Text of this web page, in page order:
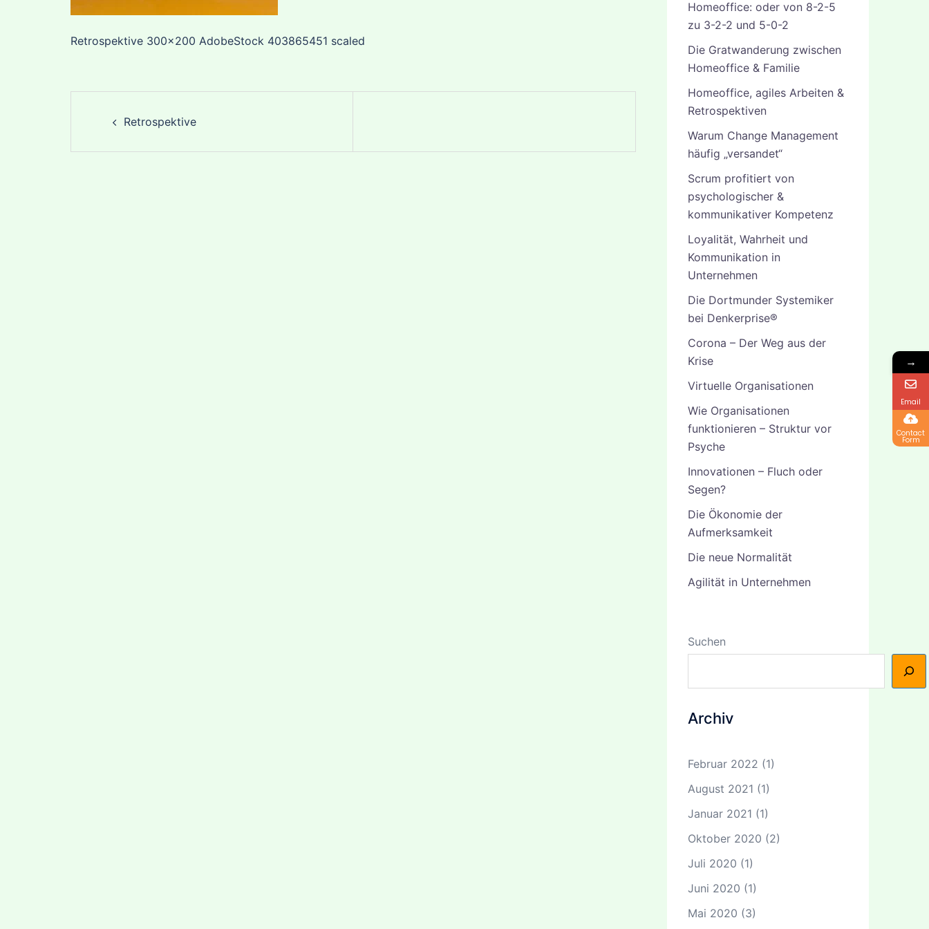
Retrospektive 300×200 AdobeStock 403865451 scaled
navigation
Retrospektive
Homeoffice: oder von 8-2-5
zu 3-2-2 und 5-0-2
Die Gratwanderung zwischen
Homeoffice & Familie
Homeoffice, agiles Arbeiten &
Retrospektiven
Warum Change Management
häufig „versandet“
Scrum profitiert von
psychologischer &
kommunikativer Kompetenz
Loyalität, Wahrheit und
Kommunikation in
Unternehmen
Die Dortmunder Systemiker
bei Denkerprise®
Corona – Der Weg aus der
Krise
Virtuelle Organisationen
Wie Organisationen
funktionieren – Struktur vor
Psyche
Innovationen – Fluch oder
Segen?
Die Ökonomie der
Aufmerksamkeit
Die neue Normalität
Agilität in Unternehmen
Suchen
Archiv
Februar 2022 (1)
August 2021 (1)
Januar 2021 (1)
Oktober 2020 (2)
Juli 2020 (1)
Juni 2020 (1)
Mai 2020 (3)
→
Email
Contact
Form